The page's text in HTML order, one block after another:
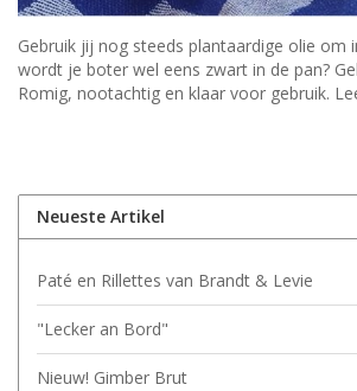
Gebruik jij nog steeds plantaardige olie om
wordt je boter wel eens zwart in de pan?
Romig, nootachtig en klaar voor gebruik.
Neueste Artikel
Paté en Rillettes van Brandt & Levie
"Lecker an Bord"
Nieuw! Gimber Brut